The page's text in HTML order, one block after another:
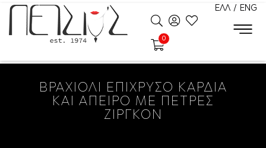
ΕΛΛ / ENG
0
ΒΡΑΧΙΟΛΙ ΕΠΙΧΡΥΣΟ ΚΑΡΔΙΑ
ΚΑΙ ΑΠΕΙΡΟ ΜΕ ΠΕΤΡΕΣ
ΖΙΡΓΚΟΝ